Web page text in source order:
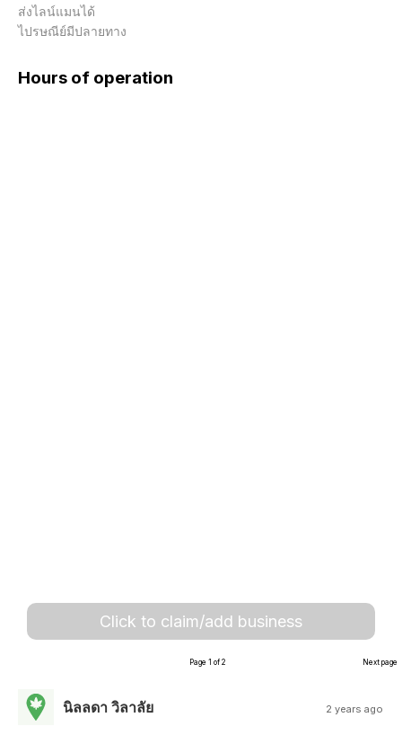
ส่งไลน์แมนได้
ไปรษณีย์มีปลายทาง
Hours of operation
Click to claim/add business
Page 1 of 2 Next page
นิลลดา วิลาลัย 2 years ago